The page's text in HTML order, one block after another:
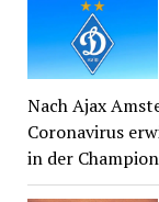
Nach Ajax
Coronavirus
in der